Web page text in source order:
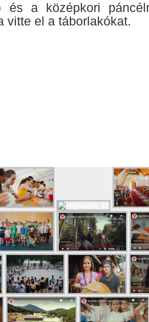
a középkori
vitte el a táborlakókat.